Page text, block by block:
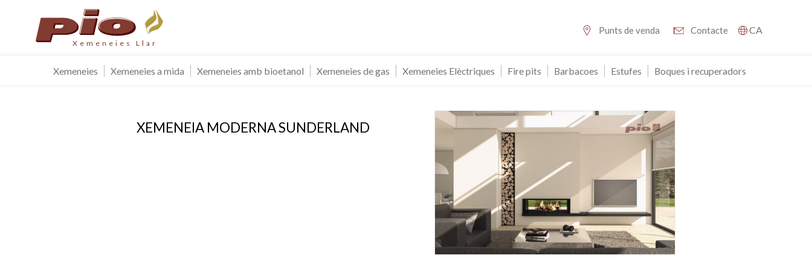
Xemeneies Llar
Punts de venda Contacte CA
Xemeneies Xemeneies a mida Xemeneies amb bioetanol Xemeneies de gas Xemeneies Elèctriques Fire pits Barbacoes Estufes Boques i recuperadors
XEMENEIA MODERNA SUNDERLAND
Sempre activades
Aquest lloc web utilitza cookies pròpies per recopilar informació amb la finalitat de
millorar els nostres serveis. Si continua navegant, suposa l'acceptació de la instal·lació
de les mateixes. L'usuari té la possibilitat de configurar el navegador podent, si així ho
desitja, impedir que siguin instal·lades al disc dur, encara que haurà de tenir en
compte que aquesta acció podrà ocasionar dificultats de navegació de la pàgina web.